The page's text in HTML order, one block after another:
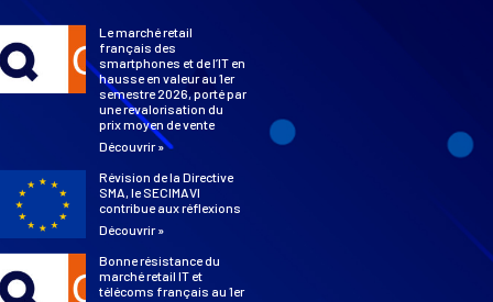
Le marché retail
français des
smartphones et de l’IT en
hausse en valeur au 1er
semestre 2026, porté par
une revalorisation du
prix moyen de vente
Découvrir »
Révision de la Directive
SMA, le SECIMAVI
contribue aux réflexions
Découvrir »
Bonne résistance du
marché retail IT et
télécoms français au 1er